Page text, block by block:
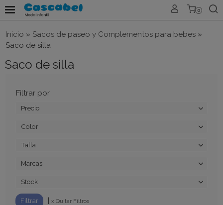
0
Inicio » Sacos de paseo y Complementos para bebes »
Saco de silla
Saco de silla
Filtrar por
Precio
Color
Talla
Marcas
Stock
| x Quitar Filtros